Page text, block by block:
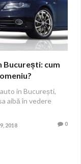
București: cum
in București,
aibă în vedere
2018 0